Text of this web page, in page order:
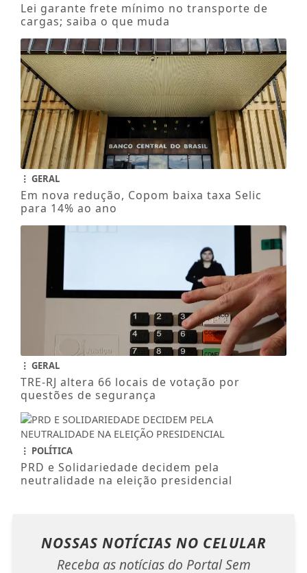
Lei garante frete mínimo no transporte de
cargas; saiba o que muda
GERAL
Em nova redução, Copom baixa taxa Selic
para 14% ao ano
GERAL
TRE-RJ altera 66 locais de votação por
questões de segurança
POLÍTICA
PRD e Solidariedade decidem pela
neutralidade na eleição presidencial
NOSSAS NOTÍCIAS NO CELULAR
Receba as notícias do Portal Sem